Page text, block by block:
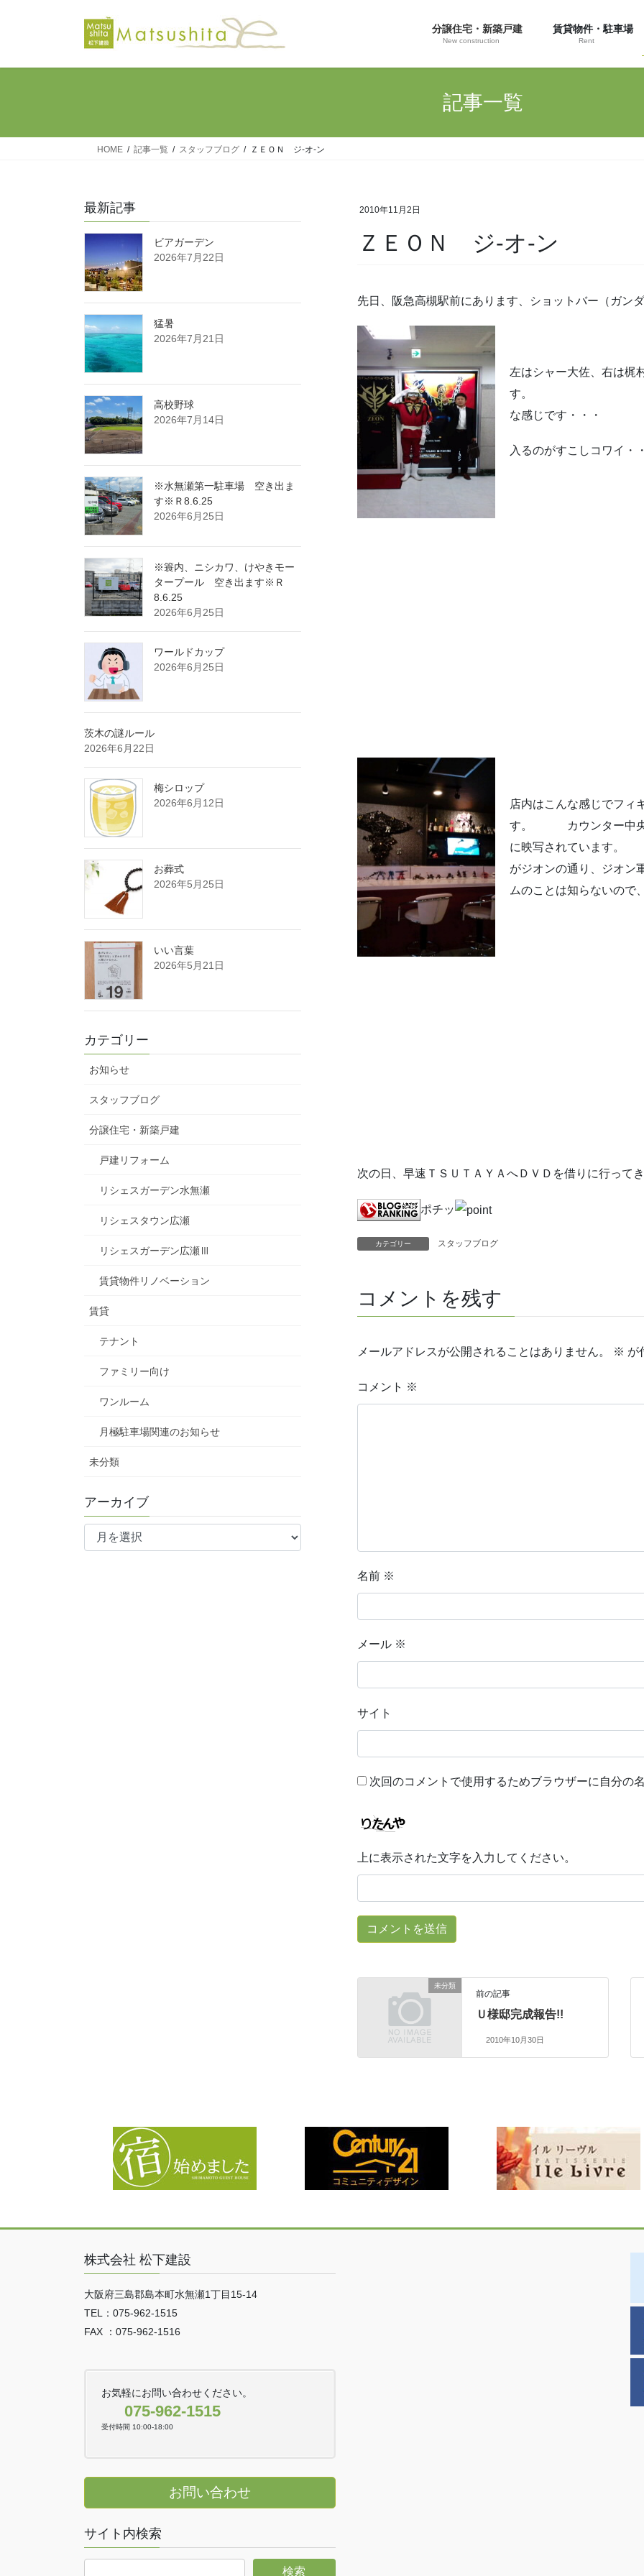
分譲住宅・新築戸建
New construction
賃貸物件・駐車場
Rent
記事一覧
HOME 記事一覧 スタッフブログ ＺＥＯＮ ジ-オ-ン
2010年11月2日
ＺＥＯＮ ジ-オ-ン
先日、阪急高槻駅前にあります、ショットバー（ガン
左はシャー大佐、右は梶
す。 お
な感じです・・・
入るのがすこしコワイ・
店内はこんな感じでフィ
す。 カウンター中央に
に映写さ
がジオンの通り、ジオン
ムのことは知らないので
次の日、早速ＴＳＵＴＡＹＡへＤＶＤを借りに行って
ポチッ
カテゴリー スタッフブログ
コメントを残す
メールアドレスが公開されることはありません。 ※ が
コメント ※
名前 ※
メール ※
サイト
次回のコメントで使用するためブラウザーに自分の
上に表示された文字を入力してください。
未分類
前の記事
Ｕ様邸完成報告!!
2010年10月30日
最新記事
ビアガーデン
2026年7月22日
猛暑
2026年7月21日
高校野球
2026年7月14日
※水無瀬第一駐車場 空き出ま
す※Ｒ8.6.25
2026年6月25日
※簑内、ニシカワ、けやきモー
タープール 空き出ます※Ｒ
8.6.25
2026年6月25日
ワールドカップ
2026年6月25日
茨木の謎ルール
2026年6月22日
梅シロップ
2026年6月12日
お葬式
2026年5月25日
いい言葉
2026年5月21日
カテゴリー
お知らせ
スタッフブログ
分譲住宅・新築戸建
戸建リフォーム
リシェスガーデン水無瀬
リシェスタウン広瀬
リシェスガーデン広瀬Ⅲ
賃貸物件リノベーション
賃貸
テナント
ファミリー向け
ワンルーム
月極駐車場関連のお知らせ
未分類
アーカイブ
ア
株式会社 松下建設
大阪府三島郡島本町水無瀬1丁目15-14
TEL：075-962-1515
FAX ：075-962-1516
お気軽にお問い合わせください。
075-962-1515
受付時間 10:00-18:00
お問い合わせ
サイト内検索